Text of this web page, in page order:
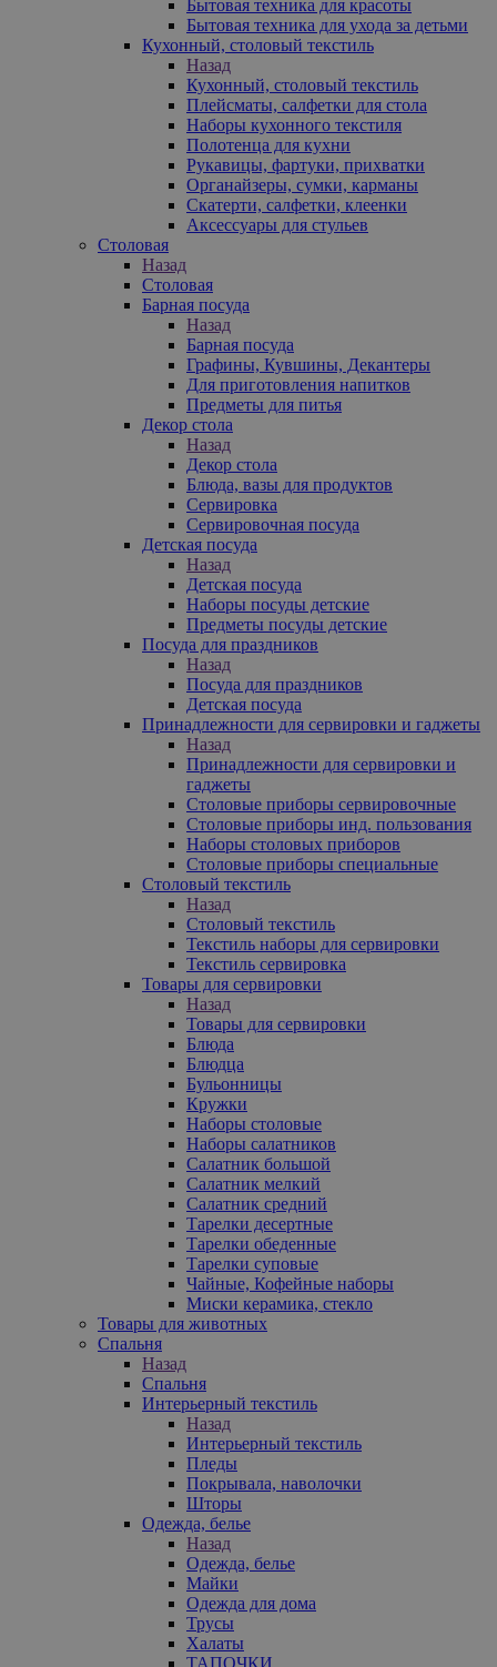
Бытовая техника для красоты
Бытовая техника для ухода за детьми
Кухонный, столовый текстиль
Назад
Кухонный, столовый текстиль
Плейсматы, салфетки для стола
Наборы кухонного текстиля
Полотенца для кухни
Рукавицы, фартуки, прихватки
Органайзеры, сумки, карманы
Скатерти, салфетки, клеенки
Аксессуары для стульев
Столовая
Назад
Столовая
Барная посуда
Назад
Барная посуда
Графины, Кувшины, Декантеры
Для приготовления напитков
Предметы для питья
Декор стола
Назад
Декор стола
Блюда, вазы для продуктов
Сервировка
Сервировочная посуда
Детская посуда
Назад
Детская посуда
Наборы посуды детские
Предметы посуды детские
Посуда для праздников
Назад
Посуда для праздников
Детская посуда
Принадлежности для сервировки и гаджеты
Назад
Принадлежности для сервировки и
гаджеты
Столовые приборы сервировочные
Столовые приборы инд. пользования
Наборы столовых приборов
Столовые приборы специальные
Столовый текстиль
Назад
Столовый текстиль
Текстиль наборы для сервировки
Текстиль сервировка
Товары для сервировки
Назад
Товары для сервировки
Блюда
Блюдца
Бульонницы
Кружки
Наборы столовые
Наборы салатников
Салатник большой
Салатник мелкий
Салатник средний
Тарелки десертные
Тарелки обеденные
Тарелки суповые
Чайные, Кофейные наборы
Миски керамика, стекло
Товары для животных
Спальня
Назад
Спальня
Интерьерный текстиль
Назад
Интерьерный текстиль
Пледы
Покрывала, наволочки
Шторы
Одежда, белье
Назад
Одежда, белье
Майки
Одежда для дома
Трусы
Халаты
ТАПОЧКИ